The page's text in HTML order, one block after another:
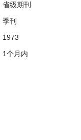
省级期刊
季刊
1973
1个月内